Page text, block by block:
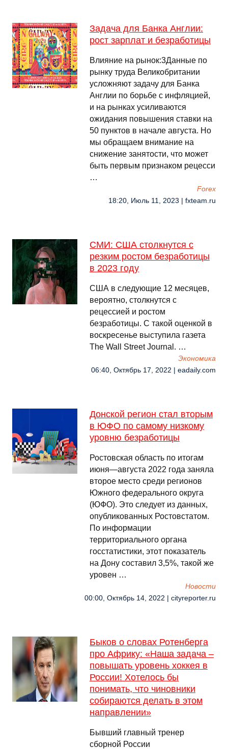
Задача для Банка Англии:
рост зарплат и безработицы
Влияние на рынок:3Данные по
рынку труда Великобритании
усложняют задачу для Банка
Англии по борьбе с инфляцией,
и на рынках усиливаются
ожидания повышения ставки на
50 пунктов в начале августа. Но
мы обращаем внимание на
снижение занятости, что может
быть первым признаком рецесси
…
Forex
18:20, Июль 11, 2023 | fxteam.ru
СМИ: США столкнутся с
резким ростом безработицы
в 2023 году
США в следующие 12 месяцев,
вероятно, столкнутся с
рецессией и ростом
безработицы. С такой оценкой в
воскресенье выступила газета
The Wall Street Journal. …
Экономика
06:40, Октябрь 17, 2022 | eadaily.com
Донской регион стал вторым
в ЮФО по самому низкому
уровню безработицы
Ростовская область по итогам
июня—августа 2022 года заняла
второе место среди регионов
Южного федерального округа
(ЮФО). Это следует из данных,
опубликованных Ростовстатом.
По информации
территориального органа
госстатистики, этот показатель
на Дону составил 3,5%, такой же
уровен …
Новости
00:00, Октябрь 14, 2022 | cityreporter.ru
Быков о словах Ротенберга
про Африку: «Наша задача –
повышать уровень хоккея в
России! Хотелось бы
понимать, что чиновники
собираются делать в этом
направлении»
Бывший главный тренер
сборной России